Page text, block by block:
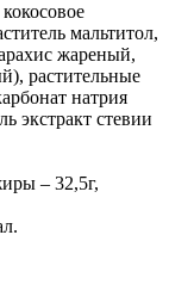
мальтитол,
жареный,
растительные
натрия
экстракт стевии
– 32,5г,